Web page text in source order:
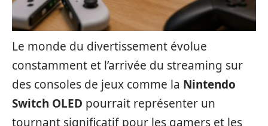
Le monde du divertissement évolue
constamment et l’arrivée du streaming sur
des consoles de jeux comme la Nintendo
Switch OLED pourrait représenter un
tournant significatif pour les gamers et les